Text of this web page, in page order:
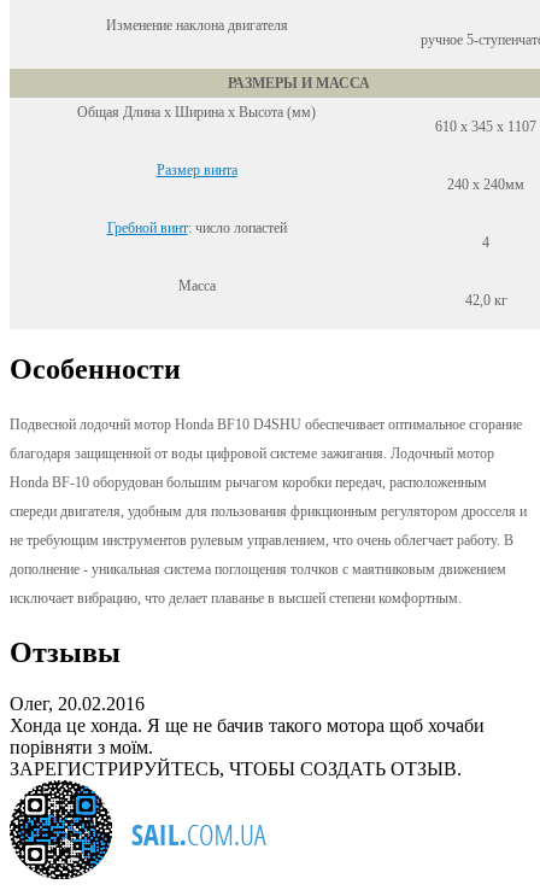
Изменение наклона двигателя
ручное 5-
РАЗМЕРЫ И МАССА
Общая Длина x Ширина x Высота (мм)
610 x 345 x 1107
Размер винта
240 х 240мм
Гребной винт: число лопастей
4
Масса
42,0 кг
Особенности
Подвесной лодочнй мотор Honda BF10 D4SHU обеспечивает оптимальное сгорание
благодаря защищенной от воды цифровой системе зажигания. Лодочный мотор
Honda BF-10 оборудован большим рычагом коробки передач, расположенным
спереди двигателя, удобным для пользования фрикционным регулятором дросселя и
не требующим инструментов рулевым управлением, что очень облегчает работу. В
дополнение - уникальная система поглощения толчков с маятниковым движением
исключает вибрацию, что делает плаванье в высшей степени комфортным.
Отзывы
Олег, 20.02.2016
Хонда це хонда. Я ще не бачив такого мотора щоб хочаби
порівняти з моїм.
ЗАРЕГИСТРИРУЙТЕСЬ, ЧТОБЫ СОЗДАТЬ ОТЗЫВ.